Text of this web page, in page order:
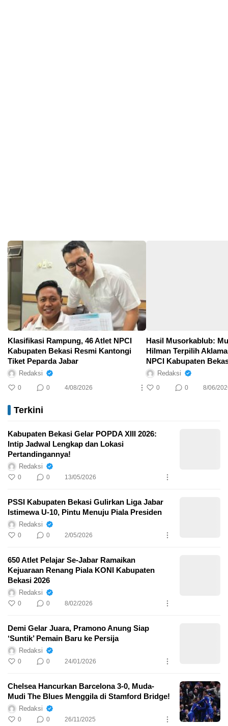
Klasifikasi Rampung, 46 Atlet NPCI
Kabupaten Bekasi Resmi Kantongi
Tiket Peparda Jabar
Redaksi
0 0 4/08/2026
Hasil Musorkablub:
Hilman Terpilih
NPCI Kabupaten
2031Redaksi
0 0 8/06/
Terkini
Kabupaten Bekasi Gelar POPDA XIII 2026:
Intip Jadwal Lengkap dan Lokasi
Pertandingannya!
Redaksi
0 0 13/05/2026
PSSI Kabupaten Bekasi Gulirkan Liga Jabar
Istimewa U-10, Pintu Menuju Piala Presiden
Redaksi
0 0 2/05/2026
650 Atlet Pelajar Se-Jabar Ramaikan
Kejuaraan Renang Piala KONI Kabupaten
Bekasi 2026
Redaksi
0 0 8/02/2026
Demi Gelar Juara, Pramono Anung Siap
‘Suntik’ Pemain Baru ke Persija
Redaksi
0 0 24/01/2026
Chelsea Hancurkan Barcelona 3-0, Muda-
Mudi The Blues Menggila di Stamford Bridge!
Redaksi
0 0 26/11/2025